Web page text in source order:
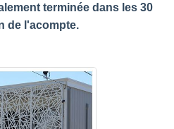
terminée dans les 30
de l'acompte.